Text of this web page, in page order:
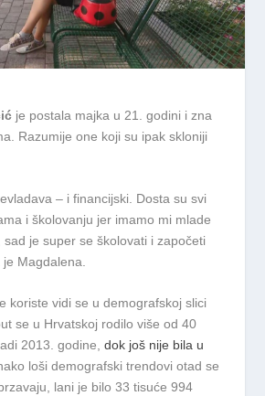
je postala majka u 21. godini i zna
Razumije one koji su ipak skloniji
– i financijski. Dosta su svi
i školovanju jer imamo mi mlade
je super se školovati i započeti
Magdalena.
koriste vidi se u demografskoj slici
se u Hrvatskoj rodilo više od 40
2013. godine,dok još nije bila u
loši demografski trendovi otad se
lani je bilo 33 tisuće 994